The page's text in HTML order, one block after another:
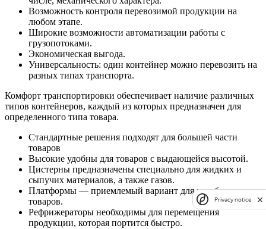
Возможность контроля перевозимой продукции на
любом этапе.
Широкие возможности автоматизации работы с
грузопотоками.
Экономическая выгода.
Универсальность: один контейнер можно перевозить на
разных типах транспорта.
Комфорт транспортировки обеспечивает наличие различных
типов контейнеров, каждый из которых предназначен для
определенного типа товара.
Стандартные решения подходят для большей части
товаров
Высокие удобны для товаров с выдающейся высотой.
Цистерны предназначены специально для жидких и
сыпучих материалов, а также газов.
Платформы — приемлемый вариант для негабаритных
товаров.
Рефрижераторы необходимы для перемещения
продукции, которая портится быстро.
Privacy notice